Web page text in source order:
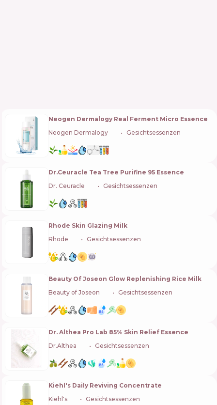
Neogen Dermalogy Real Ferment Micro Essence
Neogen Dermalogy
Gesichtsessenzen
Dr.Ceuracle Tea Tree Purifine 95 Essence
Dr. Ceuracle
Gesichtsessenzen
Rhode Skin Glazing Milk
Rhode
Gesichtsessenzen
Beauty Of Joseon Glow Replenishing Rice Milk
Beauty of Joseon
Gesichtsessenzen
Dr. Althea Pro Lab 85% Skin Relief Essence
Dr.Althea
Gesichtsessenzen
Kiehl's Daily Reviving Concentrate
Kiehl's
Gesichtsessenzen